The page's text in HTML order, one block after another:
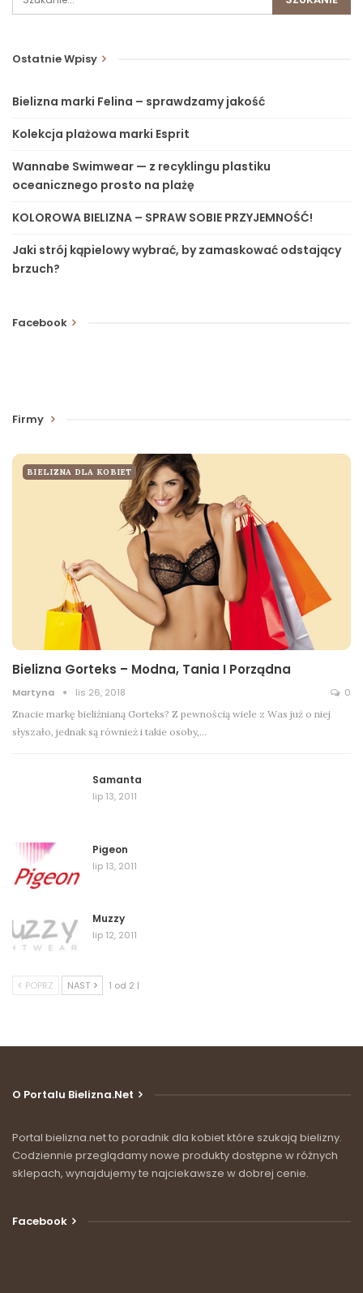
Ostatnie Wpisy
Bielizna marki Felina – sprawdzamy jakość
Kolekcja plażowa marki Esprit
Wannabe Swimwear — z recyklingu plastiku
oceanicznego prosto na plażę
KOLOROWA BIELIZNA – SPRAW SOBIE PRZYJEMNOŚĆ!
Jaki strój kąpielowy wybrać, by zamaskować odstający
brzuch?
Facebook
Firmy
BIELIZNA DLA KOBIET
Bielizna Gorteks – Modna, Tania I Porządna
Martyna lis 26, 2018 0
Znacie markę bieliźnianą Gorteks? Z pewnością wiele z Was już o niej
słyszało, jednak są również i takie osoby,…
Samanta
lip 13, 2011
Pigeon
lip 13, 2011
Muzzy
lip 12, 2011
POPRZ NAST 1 od 2 |
O Portalu Bielizna.net
Portal bielizna.net to poradnik dla kobiet które szukają bielizny.
Codziennie przeglądamy nowe produkty dostępne w różnych
sklepach, wynajdujemy te najciekawsze w dobrej cenie.
Facebook